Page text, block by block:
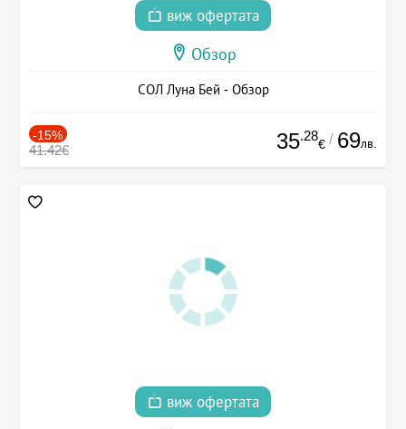
виж офертата
Обзор
СОЛ Луна Бей - Обзор
-15%
41.42€ 35.28
€ / 69лв.
виж офертата